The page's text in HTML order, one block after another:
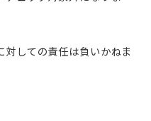
しての責任は負いかねま